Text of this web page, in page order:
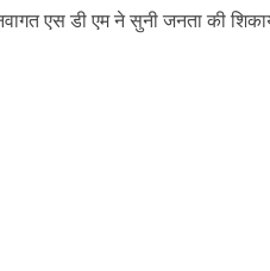
एस डी एम ने सुनी जनता की